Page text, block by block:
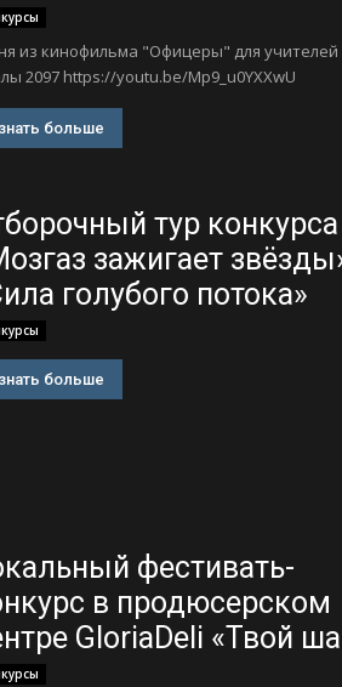
из кинофильма "Офицеры" для учителей
2097 https://youtu.be/Mp9_u0YXXwU
больше
тур конкурса
зажигает
голубого потока»
больше
фестивать-
в продюсерском
GloriaDeli «Твой